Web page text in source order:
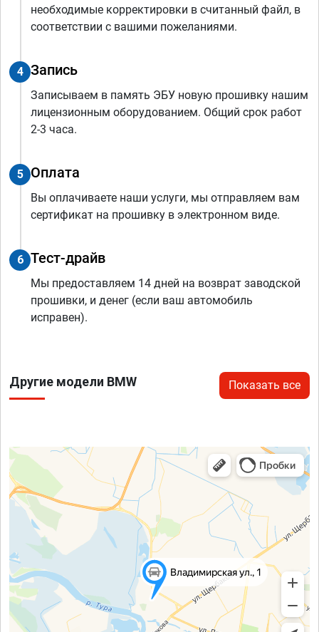
необходимые корректировки в считанный файл, в
соответствии с вашими пожеланиями.
4 Запись
Записываем в память ЭБУ новую прошивку нашим
лицензионным оборудованием. Общий срок работ
2-3 часа.
5 Оплата
Вы оплачиваете наши услуги, мы отправляем вам
сертификат на прошивку в электронном виде.
6 Тест-драйв
Мы предоставляем 14 дней на возврат заводской
прошивки, и денег (если ваш автомобиль
исправен).
Другие модели BMW Показать все